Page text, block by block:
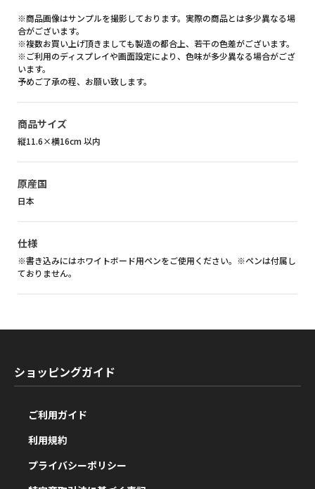
※商品画像はサンプルを撮影しております。実際の商品とは多少異なる場
合がございます。
※複数お買い上げ頂きましても製造の都合上、若干の色差がございます。
※ご利用のディスプレイや画面設定により、色味が多少異なる場合がござ
います。
予めご了承の程、お願い致します。
商品サイズ
縦11.6×横16cm 以内
原産国
日本
仕様
※書き込みにはホワイトボード用ペンをご使用ください。※ペンは付属し
ておりません。
ショッピングガイド
ご利用ガイド
利用規約
プライバシーポリシー